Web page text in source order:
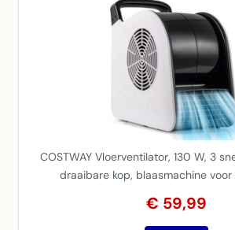
COSTWAY Vloerventilator, 130 W, 3
draaibare kop, blaasmachine
€ 59,99